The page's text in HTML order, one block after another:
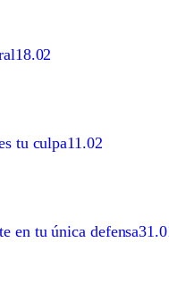
18.02
tu culpa11.02
en tu única defensa